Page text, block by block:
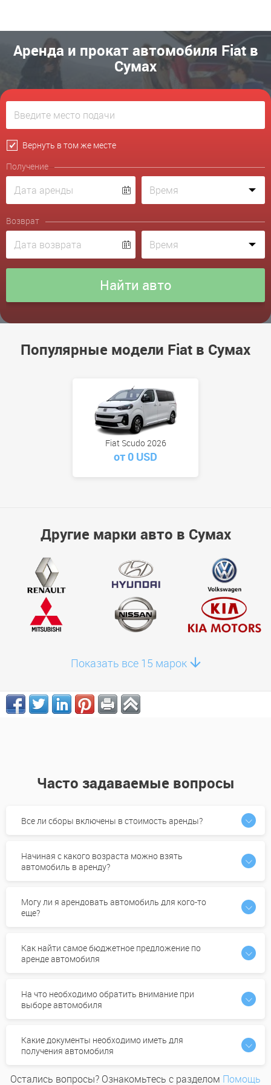
Аренда и прокат автомобиля Fiat в
Сумах
Вернуть в том же месте
Получение
Возврат
Популярные модели Fiat в Сумах
Fiat Scudo 2026
от 0 USD
Другие марки авто в Сумах
Показать все 15 марок
Часто задаваемые вопросы
Все ли сборы включены в стоимость аренды?
Начиная с какого возраста можно взять
автомобиль в аренду?
Могу ли я арендовать автомобиль для кого-то
еще?
Как найти самое бюджетное предложение по
аренде автомобиля
На что необходимо обратить внимание при
выборе автомобиля
Какие документы необходимо иметь для
получения автомобиля
Остались вопросы? Ознакомьтесь с разделом Помощь